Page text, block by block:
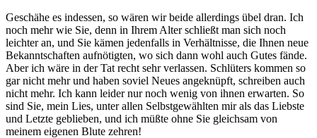
Geschähe es indessen, so wären wir beide allerdings übel dran. Ich
noch mehr wie Sie, denn in Ihrem Alter schließt man sich noch
leichter an, und Sie kämen jedenfalls in Verhältnisse, die Ihnen neue
Bekanntschaften aufnötigten, wo sich dann wohl auch Gutes fände.
Aber ich wäre in der Tat recht sehr verlassen. Schlüters kommen so
gar nicht mehr und haben soviel Neues angeknüpft, schreiben auch
nicht mehr. Ich kann leider nur noch wenig von ihnen erwarten. So
sind Sie, mein Lies, unter allen Selbstgewählten mir als das Liebste
und Letzte geblieben, und ich müßte ohne Sie gleichsam von
meinem eigenen Blute zehren!